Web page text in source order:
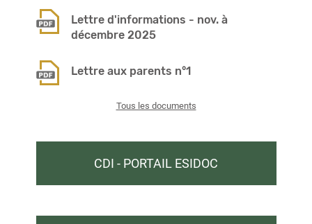
Lettre d'informations - nov. à
décembre 2025
Lettre aux parents n°1
Tous les documents
CDI - PORTAIL ESIDOC